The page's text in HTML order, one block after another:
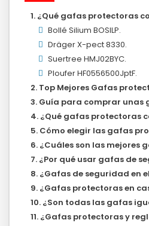
¿Qué gafas protectoras
Bollé Silium BOSILP.
Dräger X-pect 8330.
Suertree HMJ02BYC.
Ploufer HF0556500JptF.
Top Mejores Gafas
Guía para comprar unas
¿Qué gafas protectoras
Cómo elegir las gafas
¿Cuáles son las mejores
¿Por qué usar gafas de
¿Gafas de seguridad en
¿Gafas protectoras en
¿Son todas las gafas
¿Gafas protectoras y